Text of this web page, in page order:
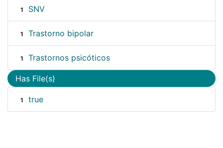
1 SNV
1 Trastorno bipolar
1 Trastornos psicóticos
Has File(s)
1 true